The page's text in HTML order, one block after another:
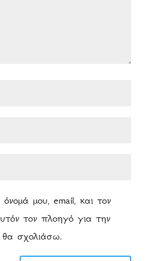
μου, email, και τον
τον πλοηγό για την
σχολιάσω.